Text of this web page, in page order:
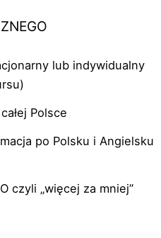
lub indywidualny
Polsce
po Polsku i Angielsku
czyli „więcej za mniej”